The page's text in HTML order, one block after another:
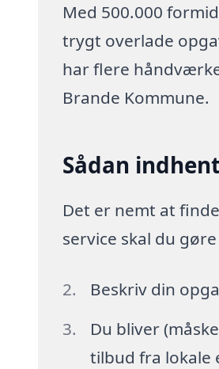
Med 500.000
trygt overlade
har flere
Brande Kommune.
Sådan
Det er nemt at
service skal du
Beskriv din
Du bliver
tilbud fra lokale